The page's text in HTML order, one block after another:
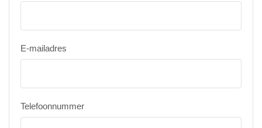
E-mailadres
Telefoonnummer